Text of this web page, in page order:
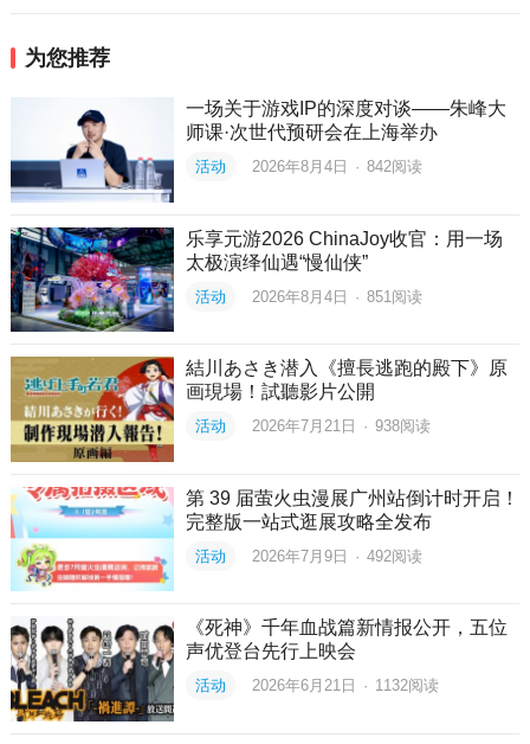
为您推荐
一场关于游戏IP的深度对谈——朱峰大
师课·次世代预研会在上海举办
活动 2026年8月4日 · 842阅读
乐享元游2026 ChinaJoy收官：用一场
太极演绎仙遇“慢仙侠”
活动 2026年8月4日 · 851 阅读
結川あさき潜入《擅長逃跑的殿下》原
画現場！試聽影片公開
活动 2026年7月21日 · 938阅读
第 39 届萤火虫漫展广州站倒计时开启！
完整版一站式逛展攻略全发布
活动 2026年7月9日 · 492阅读
《死神》千年血战篇新情报公开，五位
声优登台先行上映会
活动 2026年6月21日 · 1132阅读